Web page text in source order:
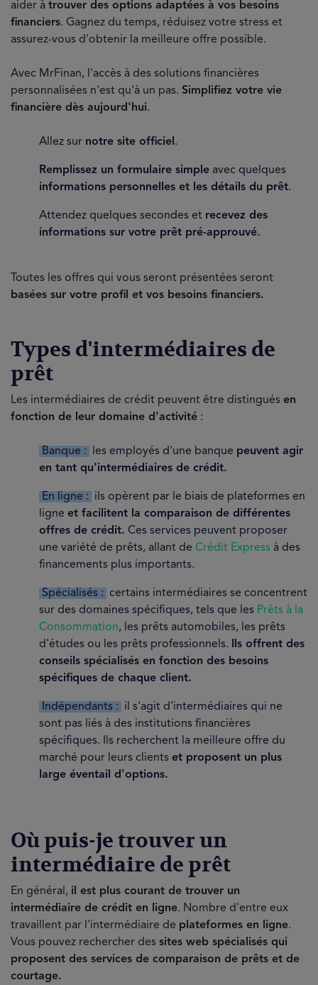
aider à trouver des options adaptées à vos besoins
financiers. Gagnez du temps, réduisez votre stress et
assurez-vous d'obtenir la meilleure offre possible.
Avec MrFinan, l'accès à des solutions financières
personnalisées n'est qu'à un pas. Simplifiez votre vie
financière dès aujourd'hui.
Allez sur notre site officiel .
Remplissez un formulaire simple avec quelques
informations personnelles et les détails du prêt.
Attendez quelques secondes et recevez des
informations sur votre prêt pré-approuvé.
Toutes les offres qui vous seront présentées seront
basées sur votre profil et vos besoins financiers.
Types d'intermédiaires de
prêt
Les intermédiaires de crédit peuvent être distingués en
fonction de leur domaine d'activité :
Banque : les employés d'une banque peuvent agir
en tant qu'intermédiaires de crédit.
En ligne :
ils opèrent par le biais de plateformes en
ligne et facilitent la comparaison de différentes
offres de crédit. Ces services peuvent proposer
une variété de prêts, allant de Crédit Express à des
financements plus importants.
Spécialisés :
certains intermédiaires se concentrent
sur des domaines spécifiques, tels que les Prêts à la
Consommation, les prêts automobiles, les prêts
d'études ou les prêts professionnels.
Ils offrent des
conseils spécialisés en fonction des besoins
spécifiques de chaque client.
Indépendants :
il s'agit d'intermédiaires qui ne
sont pas liés à des institutions financières
spécifiques. Ils recherchent la meilleure offre du
marché pour leurs clients et proposent un plus
large éventail d'options.
Où puis-je trouver un
intermédiaire de prêt
En général, il est plus courant de trouver un
intermédiaire de crédit en ligne. Nombre d'entre eux
travaillent par l'intermédiaire de plateformes en ligne.
Vous pouvez rechercher des sites web spécialisés qui
proposent des services de comparaison de prêts et de
courtage.